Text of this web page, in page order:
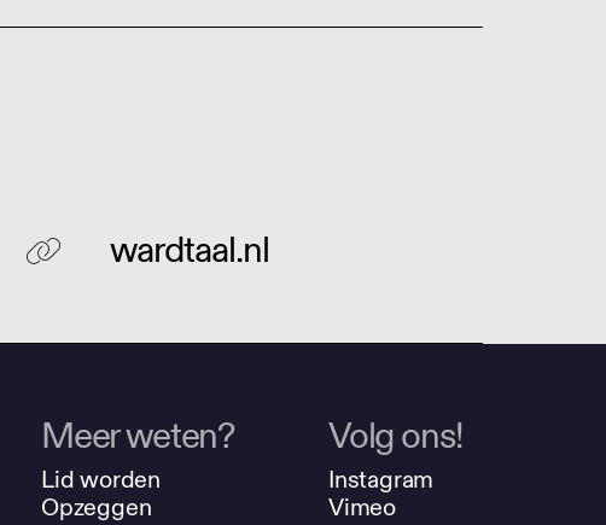
wardtaal.nl
Meer weten?
Lid worden
Opzeggen
Volg ons!
Instagram
Vimeo